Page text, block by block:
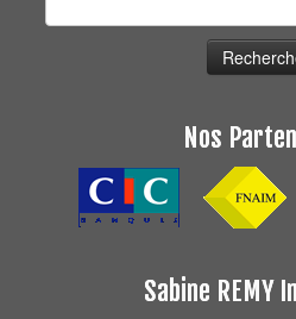
Nos
Sabine REMY